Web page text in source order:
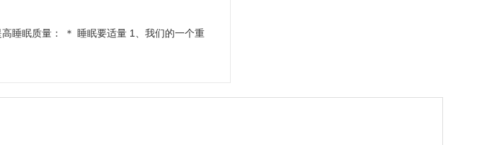
睡眠质量： ＊ 睡眠要适量 1、我们的一个重